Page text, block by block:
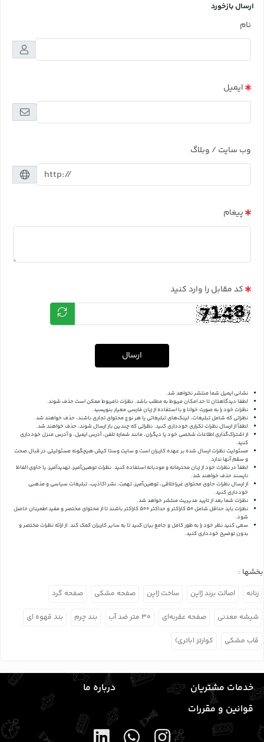
ارسال بازخورد
نام
ایمیل
وب سایت / وبلاگ
پیغام
کد مقابل را وارد کنید
ارسال
نشانی ایمیل شما منتشر نخواهد شد.
لطفا دیدگاهتان تا حد امکان مربوط به مطلب باشد. نظرات نامربوط ممکن است حذف شوند.
نظرات خود را به صورت خوانا و با استفاده از زبان فارسی معیار بنویسید.
نظراتی که شامل تبلیغات، لینک‌های تبلیغاتی یا هر نوع محتوای تجاری باشند، حذف خواهند شد.
لطفاً از ارسال نظرات تکراری خودداری کنید. نظراتی که چندین بار ارسال شوند، حذف خواهند شد.
از اشتراک‌گذاری اطلاعات شخصی خود یا دیگران، مانند شماره تلفن، آدرس ایمیل، و آدرس منزل خودداری
کنید.
مسئولیت نظرات ارسال شده بر عهده کاربران است و سایت وستا کیش هیچگونه مسئولیتی در قبال صحت
و سقم آنها ندارد.
لطفاً در نظرات خود از زبان محترمانه و مودبانه استفاده کنید. نظرات توهین‌آمیز، تهدیدآمیز، یا حاوی الفاظ
ناپسند حذف خواهند شد.
از ارسال نظرات حاوی محتوای غیراخلاقی، توهین‌آمیز، تهمت، نشر اکاذیب، تبلیغات سیاسی و مذهبی
خودداری کنید.
نظرات شما بعد از تایید مدیریت منتشر خواهد شد.
نظرات باید حداقل شامل 50 کاراکتر و حداکثر 500 کاراکتر باشند تا از محتوای مختصر و مفید اطمینان حاصل
شود.
سعی کنید نظر خود را به طور کامل و جامع بیان کنید تا به سایر کاربران کمک کند.از ارائه نظرات مختصر و
بدون توضیح خودداری کنید.
بخشها :
زنانه اصالت برند ژاپن ساخت ژاپن صفحه مشکی صفحه گرد
شیشه معدنی صفحه عقربه‌ای ۳۰ متر ضد آب بند چرم بند قهوه ای
قاب مشکی کوارتز (باتری)
خدمات مشتریان
درباره ما
قوانین و مقررات